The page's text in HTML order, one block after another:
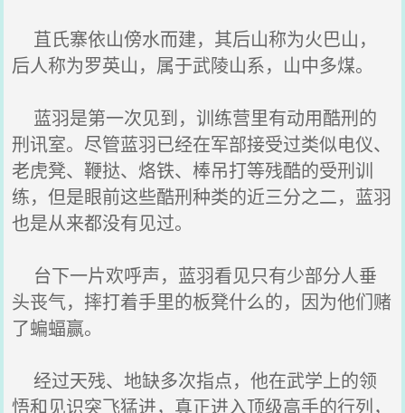
苴氏寨依山傍水而建，其后山称为火巴山，
后人称为罗英山，属于武陵山系，山中多煤。
蓝羽是第一次见到，训练营里有动用酷刑的
刑讯室。尽管蓝羽已经在军部接受过类似电仪、
老虎凳、鞭挞、烙铁、棒吊打等残酷的受刑训
练，但是眼前这些酷刑种类的近三分之二，蓝羽
也是从来都没有见过。
台下一片欢呼声，蓝羽看见只有少部分人垂
头丧气，摔打着手里的板凳什么的，因为他们赌
了蝙蝠赢。
经过天残、地缺多次指点，他在武学上的领
悟和见识突飞猛进，真正进入顶级高手的行列，